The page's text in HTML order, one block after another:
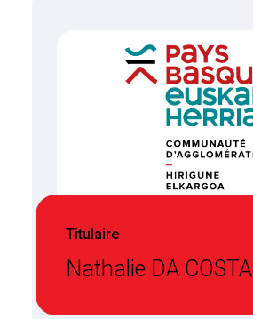
Titulaire
Nathalie DA COSTA